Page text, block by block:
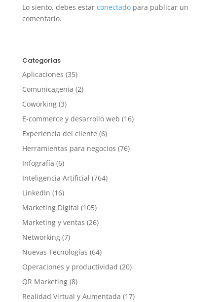
Lo siento, debes estar conectadopara publicar un
comentario.
Categorías
Aplicaciones (35)
Comunicagenia (2)
Coworking(3)
E-commerce y desarrollo web (16)
Experiencia del cliente (6)
Herramientas para negocios (76)
Infografía (6)
Inteligencia Artificial (764)
LinkedIn (16)
Marketing Digital (105)
Marketing y ventas (26)
Networking(7)
Nuevas Tecnologías (64)
Operaciones y productividad (20)
QR Marketing(8)
Realidad Virtual y Aumentada (17)